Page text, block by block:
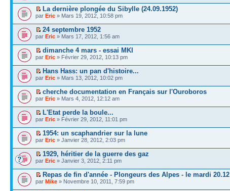
La dernière plongée du Sibylle (24.09.1952)
par Eric » Mars 19, 2012, 10:58 pm
24 septembre 1952
par Eric » Mars 17, 2012, 1:56 am
dimanche 4 mars - essai MKI
par Eric » Février 29, 2012, 10:13 pm
Hans Hass: un pan d'histoire...
par Eric » Mars 13, 2012, 10:02 pm
cherche documentation en Français sur l'Ouroboros
par Eric » Mars 4, 2012, 12:12 am
L'Etat perde la boule...
par Eric » Février 29, 2012, 11:01 pm
1954: un scaphandrier sur la lune
par Eric » Janvier 28, 2012, 2:03 pm
1929, héritier de la guerre des gaz
par Eric » Janvier 3, 2012, 2:11 pm
Repas de fin d'année - Plongeurs des Alpes - le mardi 20.12
par Mike » Novembre 10, 2011, 7:59 pm